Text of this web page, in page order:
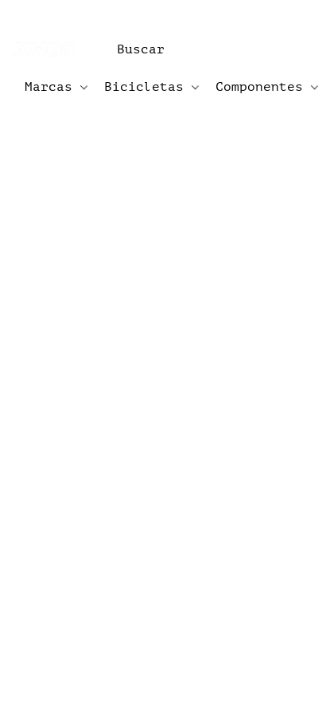
Marcas Bicicletas Componentes